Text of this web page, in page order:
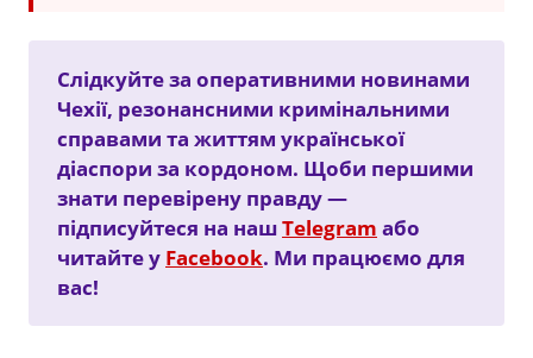
Слідкуйте за оперативними новинами
Чехії, резонансними кримінальними
справами та життям української
діаспори за кордоном. Щоби першими
знати перевірену правду —
підписуйтеся на нашTelegram або
читайте у Facebook. Ми працюємо для
вас!